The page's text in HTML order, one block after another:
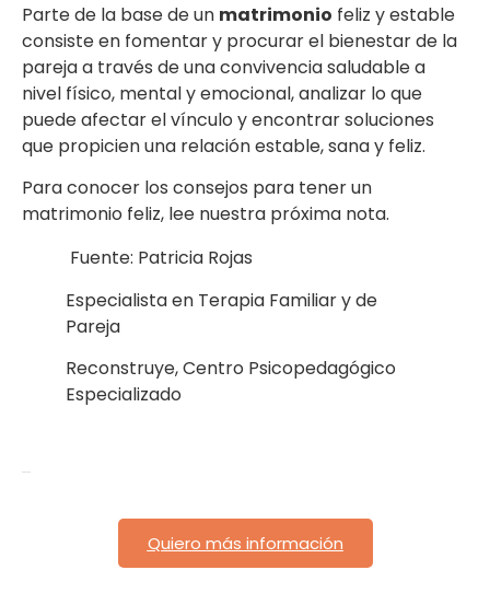
Parte de la base de un matrimonio feliz y estable
consiste en fomentar y procurar el bienestar de la
pareja a través de una convivencia saludable a
nivel físico, mental y emocional, analizar lo que
puede afectar el vínculo y encontrar soluciones
que propicien una relación estable, sana y feliz.
Para conocer los consejos para tener un
matrimonio feliz, lee nuestra próxima nota.
Fuente: Patricia Rojas
Especialista en Terapia Familiar y de
Pareja
Reconstruye, Centro Psicopedagógico
Especializado
Quiero más información